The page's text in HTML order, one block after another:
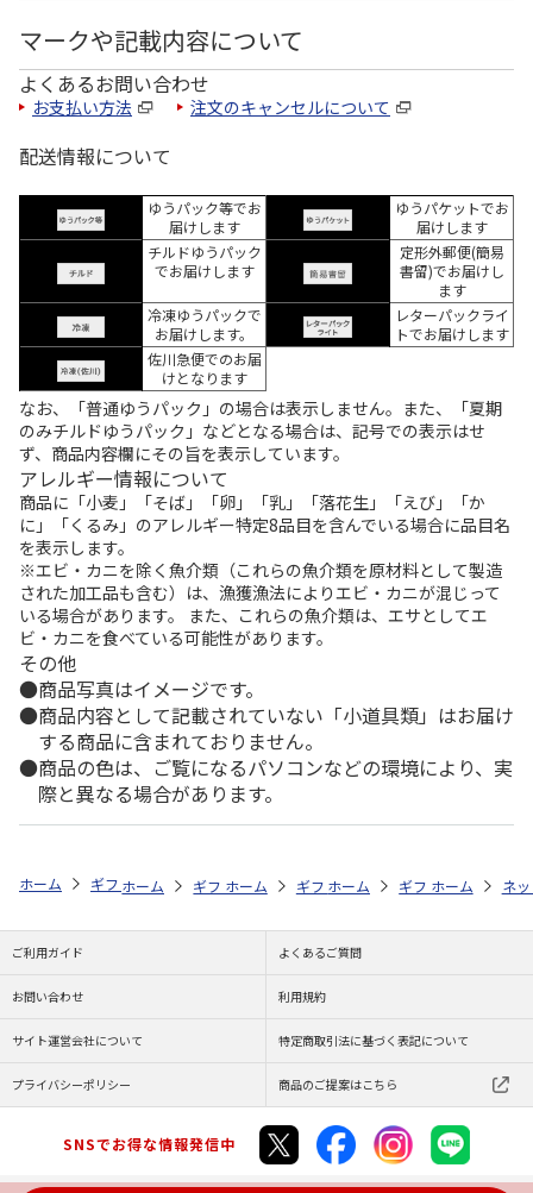
マークや記載内容について
よくあるお問い合わせ
お支払い方法 注文のキャンセルについて
配送情報について
ゆうパック等でお
届けします
ゆうパケットでお
届けします
チルドゆうパック
でお届けします
定形外郵便(簡易
書留)でお届けし
ます
冷凍ゆうパックで
お届けします。
レターパックライ
トでお届けします
佐川急便でのお届
けとなります
なお、「普通ゆうパック」の場合は表示しません。また、「夏期
のみチルドゆうパック」などとなる場合は、記号での表示はせ
ず、商品内容欄にその旨を表示しています。
アレルギー情報について
商品に「小麦」「そば」「卵」「乳」「落花生」「えび」「か
に」「くるみ」のアレルギー特定8品目を含んでいる場合に品目名
を表示します。
※エビ・カニを除く魚介類（これらの魚介類を原材料として製造
された加工品も含む）は、漁獲漁法によりエビ・カニが混じって
いる場合があります。 また、これらの魚介類は、エサとしてエ
ビ・カニを食べている可能性があります。
その他
商品写真はイメージです。
商品内容として記載されていない「小道具類」はお届け
する商品に含まれておりません。
商品の色は、ご覧になるパソコンなどの環境により、実
際と異なる場合があります。
ホーム ギフトストア お中元・夏ギフト特集 2026 うなぎ・魚・海鮮
ホーム ギフトストア お中元・夏ギフト特集 2026
ホーム ギフトストア お中元・夏ギフト
ホーム ギフトストア お
ホーム ネ
ご利用ガイド よくあるご質問
お問い合わせ 利用規約
サイト運営会社について 特定商取引法に基づく表記について
プライバシーポリシー 商品のご提案はこちら
SNSでお得な情報発信中